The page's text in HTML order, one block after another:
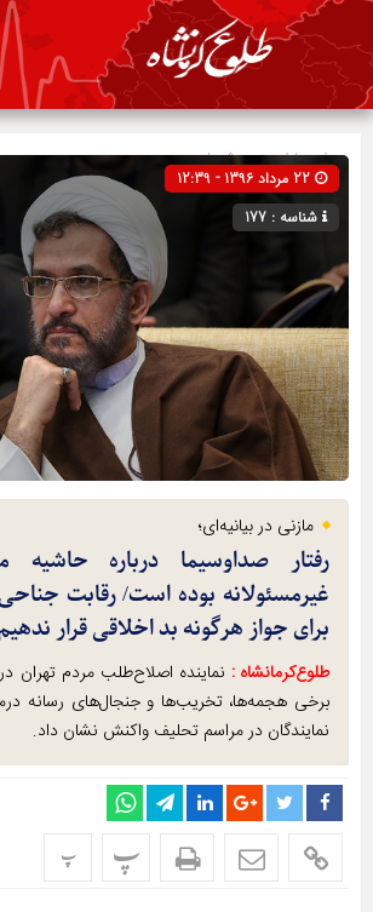
صفحه نخستپیش نویس
شناسه : 177
مازنی در بیانیه‌ای؛
رفتار صداوسیما درباره حاشیه
غیرمسئولانه بوده است/ رقابت
برای جواز هرگونه بد اخلاقی قرار
طلوع‌‌کرمانشاه : نماینده اصلاح‌طلب مردم تهران
برخی هجمه‌ها، تخریب‌ها و جنجال‌های رسانه
نمایندگان در مراسم تحلیف واکنش نشان داد.
پ پ